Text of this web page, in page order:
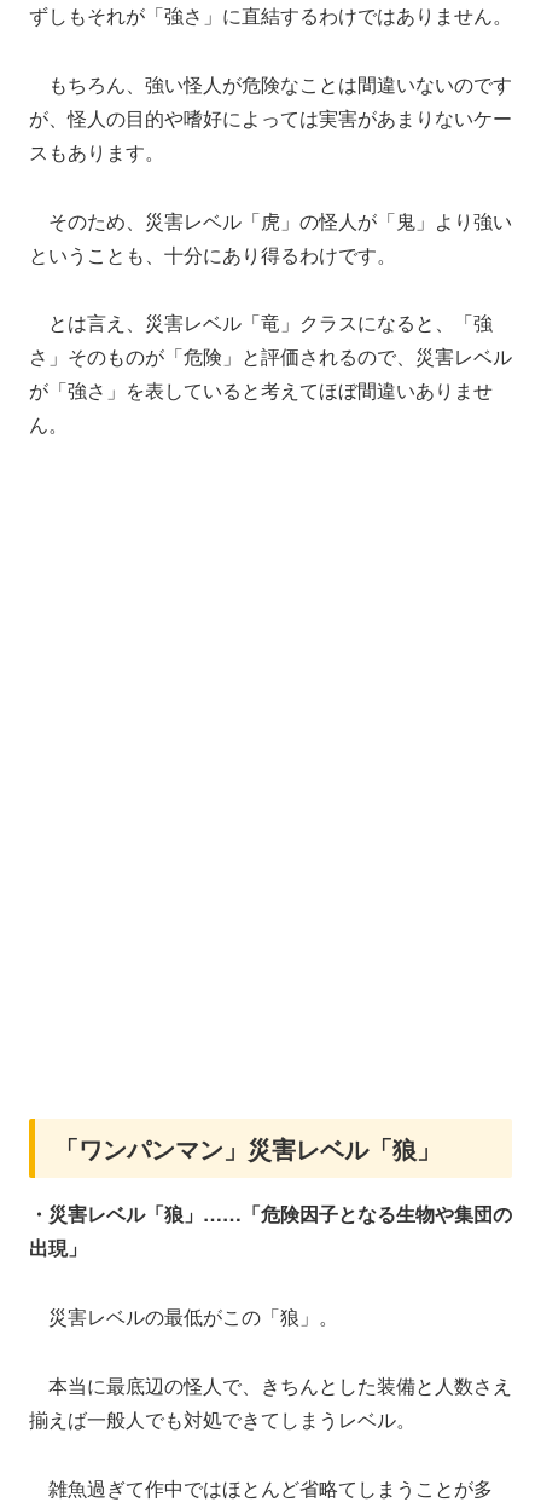
ずしもそれが「強さ」に直結するわけではありません。
もちろん、強い怪人が危険なことは間違いないのです
が、怪人の目的や嗜好によっては実害があまりないケー
スもあります。
そのため、災害レベル「虎」の怪人が「鬼」より強い
ということも、十分にあり得るわけです。
とは言え、災害レベル「竜」クラスになると、「強
さ」そのものが「危険」と評価されるので、災害レベル
が「強さ」を表していると考えてほぼ間違いありませ
ん。
「ワンパンマン」災害レベル「狼」
・災害レベル「狼」……「危険因子となる生物や集団の
出現」
災害レベルの最低がこの「狼」。
本当に最底辺の怪人で、きちんとした装備と人数さえ
揃えば一般人でも対処できてしまうレベル。
雑魚過ぎて作中ではほとんど省略てしまうことが多